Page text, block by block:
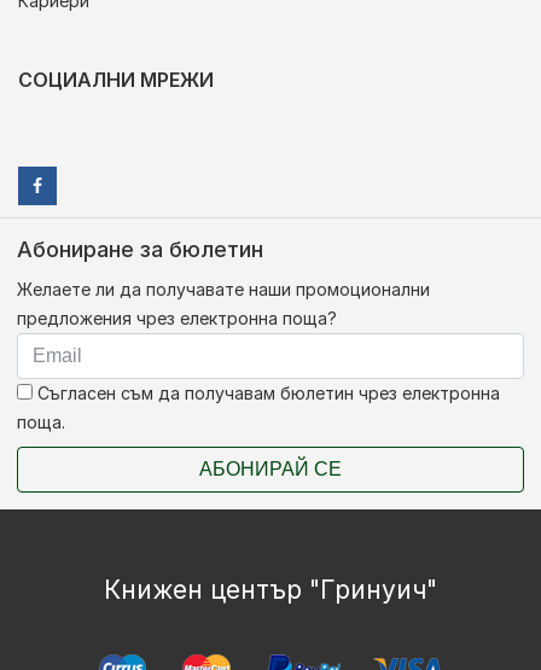
СОЦИАЛНИ МРЕЖИ
Абониране за бюлетин
Желаете ли да получавате наши промоционални
предложения чрез електронна поща?
Съгласен съм да получавам бюлетин чрез електронна
поща.
АБОНИРАЙ СЕ
Книжен център "Гринуич"